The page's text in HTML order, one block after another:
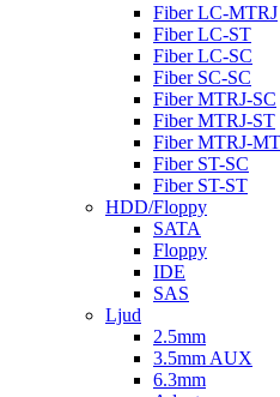
Fiber LC-MTRJ
Fiber LC-ST
Fiber LC-SC
Fiber SC-SC
Fiber MTRJ-SC
Fiber MTRJ-ST
Fiber MTRJ-
Fiber ST-SC
Fiber ST-ST
HDD/Floppy
SATA
Floppy
IDE
SAS
Ljud
2.5mm
3.5mm AUX
6.3mm